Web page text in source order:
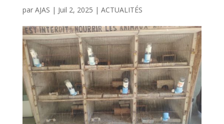
par AJAS | Juil 2, 2025 | ACTUALITÉS